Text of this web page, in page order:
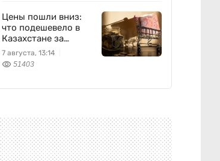
Ads
Цены пошли вниз:
что подешевело в
Казахстане за
неделю
7 августа, 13:14
51403